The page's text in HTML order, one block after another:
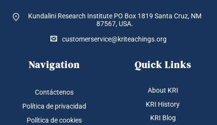
Kundalini Research Institute PO Box 1819 Santa Cruz, NM
87567, USA.
customerservice@kriteachings.org
Navigation
Contáctenos
Política de privacidad
Política de cookies
Quick Links
About KRI
KRI History
KRI Blog